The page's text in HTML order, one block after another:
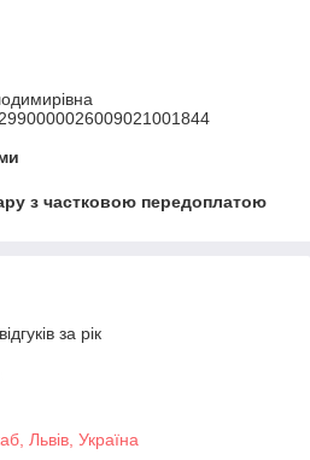
з частковою передоплатою
за рік
Львів, Україна